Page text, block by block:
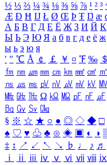
½ ⅓ ⅔ ¼ ¾ ⅛ ⅜ ⅝ ⅞ ¹ ² ³
Æ Ð Ħ Ĳ Ł Ø Œ Þ Ŧ Ŋ æ
А Б В Г Д Е Ё Ж З И Й К
Ы Ь Э Ю Я а б в г д е ё ж
ы ь э ю я
′ ″ ℃ Å ￠ ￡ ￥ ¤ ℉ ‰ ＄
㎙ ㎚ ㎛ ㎜ ㎝ ㎞ ㎟ ㎠ ㎡
㎱ ㎲ ㎳ ㎴ ㎵ ㎶ ㎷ ㎸ ㎹
㎒ ㎓ ㎔ Ω ㏀ ㏁ ㎊ ㎋ ㎌
㏃ ㏉ ㏜ ㏆
§ ※ ☆ ★ ○ ● ◎ ◇ ◆ □
♠ ♡ ♥ ♧ ♣ ⊙ ◈ ▣ ◐ ◑
‡ ↕ ↗ ↙ ↖ ↘ ♭ ♩ ♪ ♬
ⅰ
ⅱ ⅲ ⅳ ⅴ ⅵ ⅶ ⅷ ⅸ